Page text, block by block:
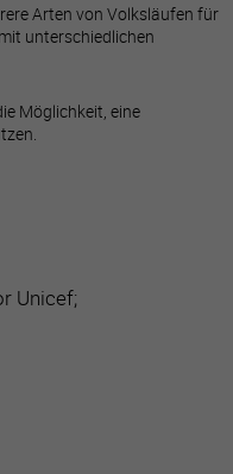
Arten von Volksläufen für
unterschiedlichen
Möglichkeit, eine
Unicef;